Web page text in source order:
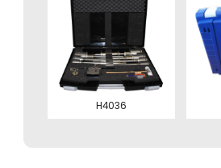
H4036